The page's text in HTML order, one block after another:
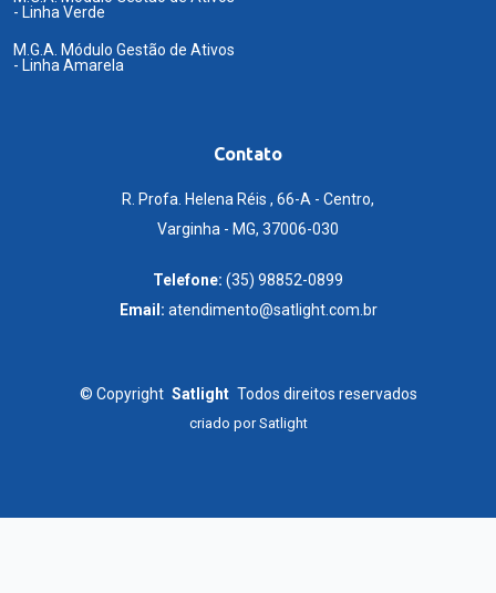
- Linha Verde
M.G.A. Módulo Gestão de Ativos
- Linha Amarela
Contato
R. Profa. Helena Réis , 66-A - Centro,
Varginha - MG, 37006-030
Telefone: (35) 98852-0899
Email: atendimento@satlight.com.br
© Copyright Satlight Todos direitos reservados
criado porSatlight